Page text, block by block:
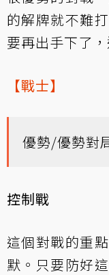
的解牌就不難
要再出手下了
【戰士】
優勢/優勢對
控制戰
這個對戰的重
默。只要防好